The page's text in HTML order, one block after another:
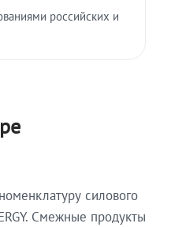
российских и
силового
Смежные продукты